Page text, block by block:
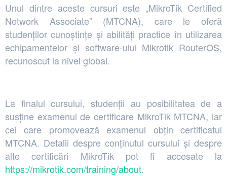
Unul dintre aceste cursuri este „MikroTik Certified
Network Associate” (MTCNA), care le oferă
studenților cunoștințe și abilități practice în utilizarea
echipamentelor și software-ului Mikrotik RouterOS,
recunoscut la nivel global.
La finalul cursului, studenții au posibilitatea de a
susține examenul de certificare MikroTik MTCNA, iar
cei care promovează examenul obțin certificatul
MTCNA. Detalii despre conținutul cursului și despre
alte certificări MikroTik pot fi accesate la
https://mikrotik.com/training/about.